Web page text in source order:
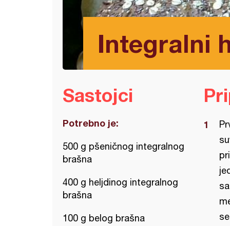
Integralni
Sastojci
Potrebno je:
500 g pšeničnog integralnog
brašna
400 g heljdinog integralnog
brašna
100 g belog brašna